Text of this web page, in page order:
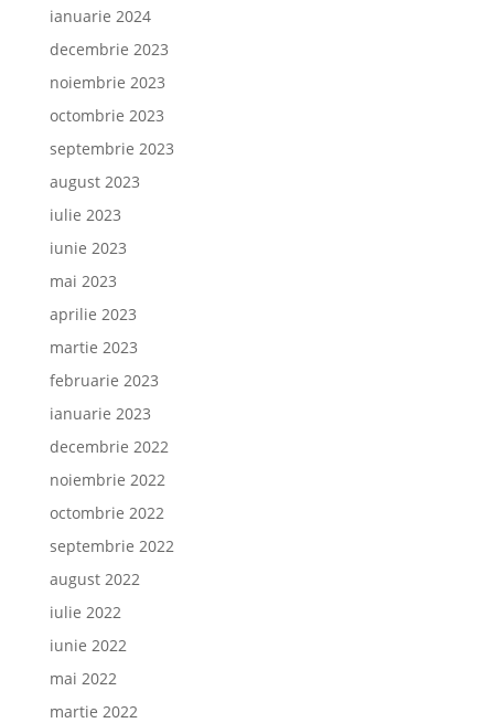
ianuarie 2024
decembrie 2023
noiembrie 2023
octombrie 2023
septembrie 2023
august 2023
iulie 2023
iunie 2023
mai 2023
aprilie 2023
martie 2023
februarie 2023
ianuarie 2023
decembrie 2022
noiembrie 2022
octombrie 2022
septembrie 2022
august 2022
iulie 2022
iunie 2022
mai 2022
martie 2022